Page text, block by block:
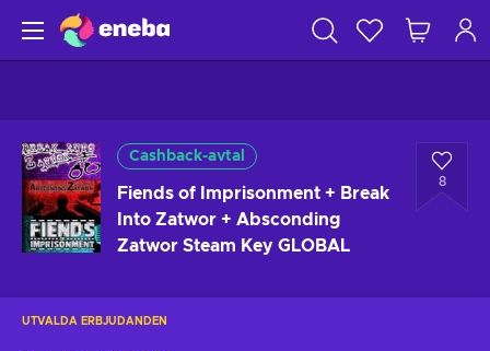
Cashback-avtal
Fiends of Imprisonment + Break
Into Zatwor + Absconding
Zatwor Steam Key GLOBAL
8
UTVALDA ERBJUDANDEN